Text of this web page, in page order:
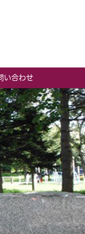
い合わせ